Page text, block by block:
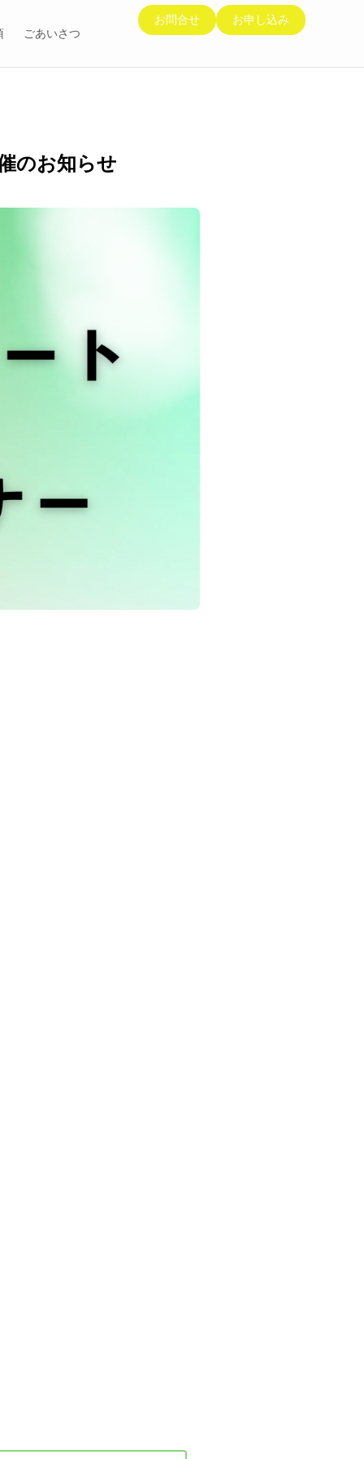
ごあいさつ
お問合せ お申し込み
のお知らせ